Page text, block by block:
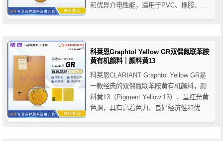
和优异介电性能，适用于PVC、橡胶、
科莱恩Graphtol Yellow GR双偶氮联苯胺
黄有机颜料｜颜料黄13
科莱恩CLARIANT Graphtol Yellow GR是
一款经典的双偶氮联苯胺黄有机颜料，颜
料黄13（Pigment Yellow 13），呈红光黄
色调，具有高着色力、良好经济性和优异